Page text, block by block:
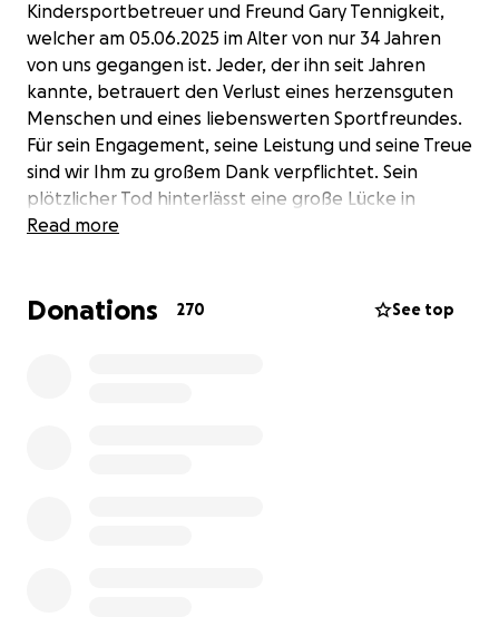
Kindersportbetreuer und Freund Gary Tennigkeit,
welcher am 05.06.2025 im Alter von nur 34 Jahren
von uns gegangen ist. Jeder, der ihn seit Jahren
kannte, betrauert den Verlust eines herzensguten
Menschen und eines liebenswerten Sportfreundes.
Für sein Engagement, seine Leistung und seine Treue
sind wir Ihm zu großem Dank verpflichtet. Sein
plötzlicher Tod hinterlässt eine große Lücke in
unserer Sportgemeinschaft.
Read more
Donations 270 See top